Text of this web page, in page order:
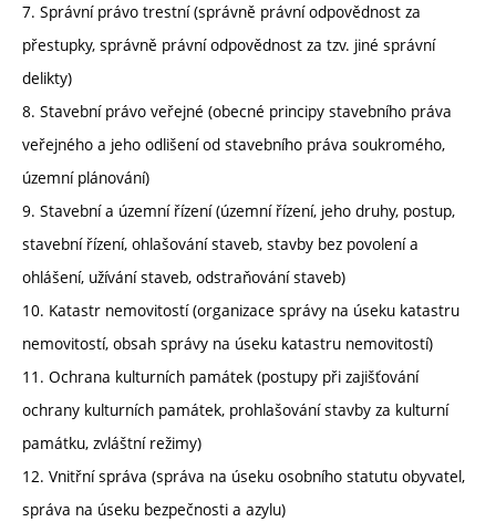
7. Správní právo trestní (správně právní odpovědnost za
přestupky, správně právní odpovědnost za tzv. jiné správní
delikty)
8. Stavební právo veřejné (obecné principy stavebního práva
veřejného a jeho odlišení od stavebního práva soukromého,
územní plánování)
9. Stavební a územní řízení (územní řízení, jeho druhy, postup,
stavební řízení, ohlašování staveb, stavby bez povolení a
ohlášení, užívání staveb, odstraňování staveb)
10. Katastr nemovitostí (organizace správy na úseku katastru
nemovitostí, obsah správy na úseku katastru nemovitostí)
11. Ochrana kulturních památek (postupy při zajišťování
ochrany kulturních památek, prohlašování stavby za kulturní
památku, zvláštní režimy)
12. Vnitřní správa (správa na úseku osobního statutu obyvatel,
správa na úseku bezpečnosti a azylu)